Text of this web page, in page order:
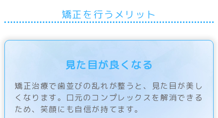
矯正を行うメリット
見た目が良くなる
矯正治療で歯並びの乱れが整うと、見た目が美し
くなります。口元のコンプレックスを解消できる
ため、笑顔にも自信が持てます。